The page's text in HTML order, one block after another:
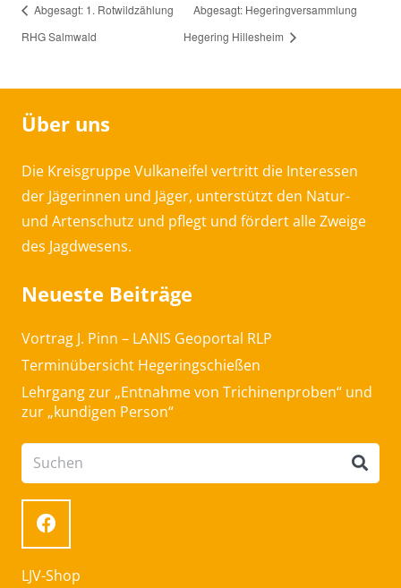
Abgesagt: 1. Rotwildzählung
RHG Salmwald
Abgesagt: Hegeringversammlung
Hegering Hillesheim
Über uns
Die Kreisgruppe Vulkaneifel vertritt die Interessen
der Jägerinnen und Jäger, unterstützt den Natur-
und Artenschutz und pflegt und fördert alle Zweige
des Jagdwesens.
Neueste Beiträge
Vortrag J. Pinn – LANIS Geoportal RLP
Terminübersicht Hegeringschießen
Lehrgang zur „Entnahme von Trichinenproben“ und
zur „kundigen Person“
LJV-Shop